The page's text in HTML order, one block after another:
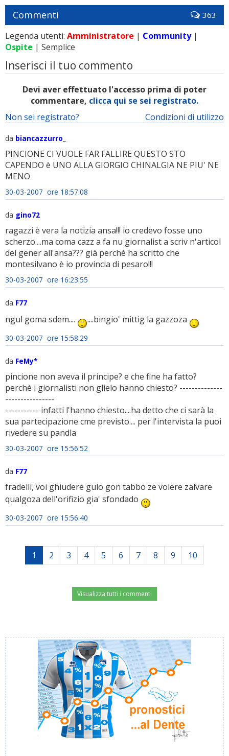
Commenti 363
Legenda utenti: Amministratore | Community|
Ospite | Semplice
Inserisci il tuo commento
Devi aver effettuato l'accesso prima di poter
commentare, clicca qui se sei registrato.
Condizioni di utilizzo
Non sei registrato?
da biancazzurro_
PINCIONE CI VUOLE FAR FALLIRE QUESTO STO
CAPENDO è UNO ALLA GIORGIO CHINALGIA NE PIU' NE
MENO
30-03-2007 ore 18:57:08
da gino72
ragazzi è vera la notizia ansa!!! io credevo fosse uno
scherzo....ma coma cazz a fa nu giornalist a scriv n'articol
del gener all'ansa??? già perchè ha scritto che
montesilvano è io provincia di pesaro!!!
30-03-2007 ore 16:23:55
da F77
ngul goma sdem.... ....bingio' mittig la gazzoza
30-03-2007 ore 15:58:29
da FeMy*
pincione non aveva il principe? e che fine ha fatto?
perchè i giornalisti non glielo hanno chiesto? --------------
----------------
----------- infatti l'hanno chiesto....ha detto che ci sarà la
sua partecipazione cme previsto.... per l'intervista la puoi
rivedere su pandla
30-03-2007 ore 15:56:52
da F77
fradelli, voi ghiudere gulo gon tabbo ze volere zalvare
qualgoza dell'orifizio gia' sfondado
30-03-2007 ore 15:56:40
1 2 3 4 5 6 7 8 9 10
Visualizza tutti i commenti